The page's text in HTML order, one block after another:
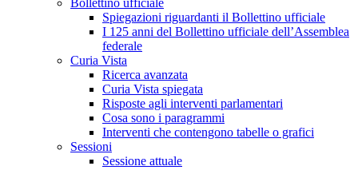
Bollettino ufficiale
Spiegazioni riguardanti il Bollettino ufficiale
I 125 anni del Bollettino ufficiale dell’Assemblea
federale
Curia Vista
Ricerca avanzata
Curia Vista spiegata
Risposte agli interventi parlamentari
Cosa sono i paragrammi
Interventi che contengono tabelle o grafici
Sessioni
Sessione attuale